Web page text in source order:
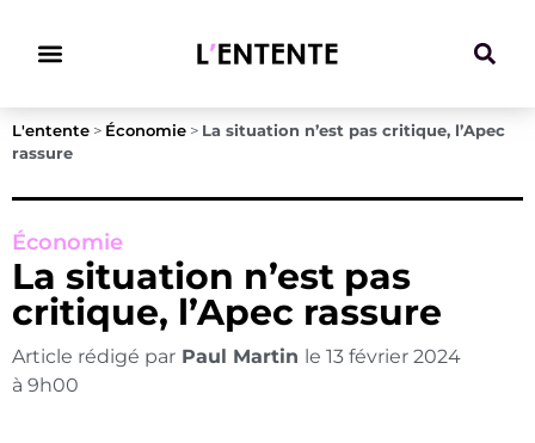
L'entente > Économie > La situation n’est pas critique, l’Apec
rassure
Économie
La situation n’est pas
critique, l’Apec rassure
Article rédigé par Paul Martin le 13 février 2024
à 9h00